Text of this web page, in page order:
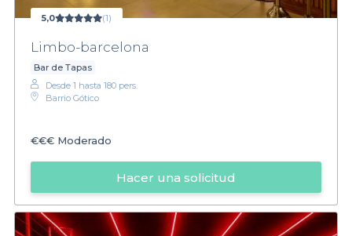
5,0 (1)
Limbo-barcelona
Bar de Tapas
Desde 1 hasta 180 pers.
Barrio Gótico
€€€ Moderado
Hacer una solicitud